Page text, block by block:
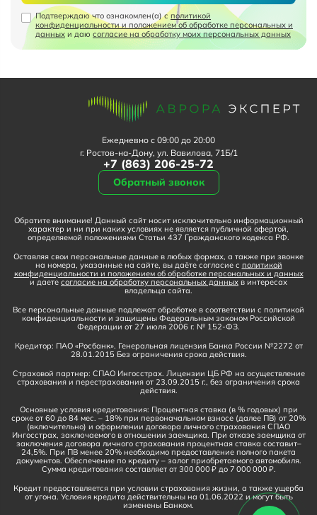
Подтверждаю что ознакомлен(а) сполитикой
конфиденциальности и положением об обработке персональных и
данных и даю согласие на обработку моих персональных данных
Ежедневно с 09:00 до 20:00
г. Ростов-на-Дону, ул. Вавилова, 71Б/1
+7 (863) 206-25-72
Обратный звонок
Обратите внимание! Данный сайт носит исключительно информационный
характер и ни при каких условиях не является публичной офертой,
определяемой положениями Статьи 437 Гражданского кодекса РФ.
Оставляя свои персональные данные в любых формах, а также при звонке
на номера, указанные на сайте, вы даёте согласие с политикой
конфиденциальности и положением об обработке персональных и данных
и даете согласие на обработку персональных данных в интересах
владельца сайта.
Все персональные данные подлежат обработке в соответствии с политикой
конфиденциальности и защищены Федеральным законом Российской
Федерации от 27 июля 2006 г. № 152-ФЗ.
Кредитор: ПАО «Росбанк». Генеральная лицензия Банка России №2272 от
28.01.2015 Без ограничения срока действия.
Страховой партнер: СПАО Ингосстрах. Лицензии ЦБ РФ на осуществление
страхования и перестрахования от 23.09.2015 г., без ограничения срока
действия.
Основные условия кредитования: Процентная ставка (в % годовых) при
сроке от 60 до 84 мес. – 18% при первоначальном взносе (далее ПВ) от 20%
(включительно) и оформлении договора личного страхования СПАО
Ингосстрах, заключаемого в отношении заемщика. При отказе заемщика от
заключения договора личного страхования процентная ставка составит–
24,5%. При ПВ менее 20% необходимо предоставление полного пакета
документов. Обеспечение по кредиту – залог приобретаемого автомобиля.
Сумма кредитования составляет от 300 000 ₽ до 7 000 000 ₽.
Кредит предоставляется при условии страхования жизни, а также ущерба
от угона. Условия кредита действительны на 01.06.2022 и могут быть
изменены Банком.